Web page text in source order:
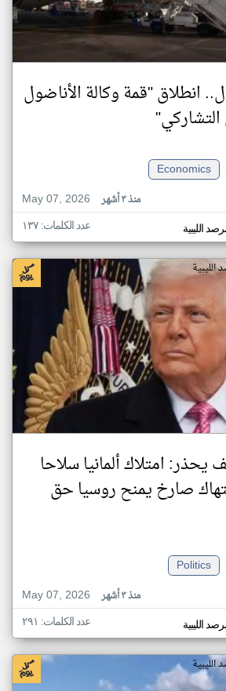
انطلاق "قمة وكالة الأناضول
التشاركي"
Economics
May 07, 2026
منذ ٣ أشهر
الليبية عدد الكلمات: ١٣٧
يحذر: امتلاك ألمانيا سلاحا
صارخ يمنح روسيا حق
Politics
May 07, 2026
منذ ٣ أشهر
الليبية عدد الكلمات: ٢٩١